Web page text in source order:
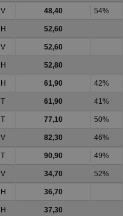
48,40 54%
52,60
52,60
52,80
61,90 42%
61,90 41%
77,10 50%
82,30 46%
90,90 49%
34,70 52%
36,70
37,30